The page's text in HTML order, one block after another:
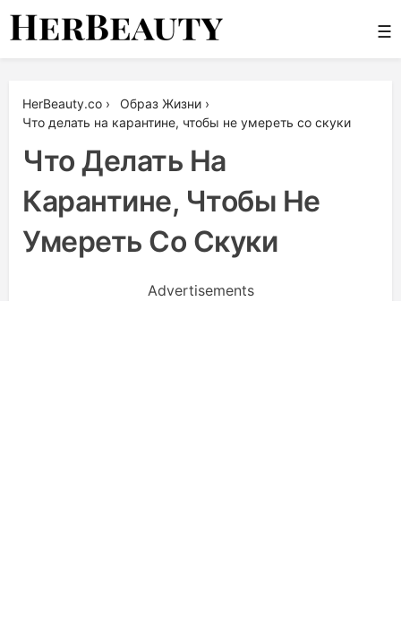
Skip
☰
HerBeauty.co › Образ Жизни ›
Что делать на карантине, чтобы не умереть со скуки
Что Делать На
Карантине, Чтобы Не
Умереть Со Скуки
Advertisements